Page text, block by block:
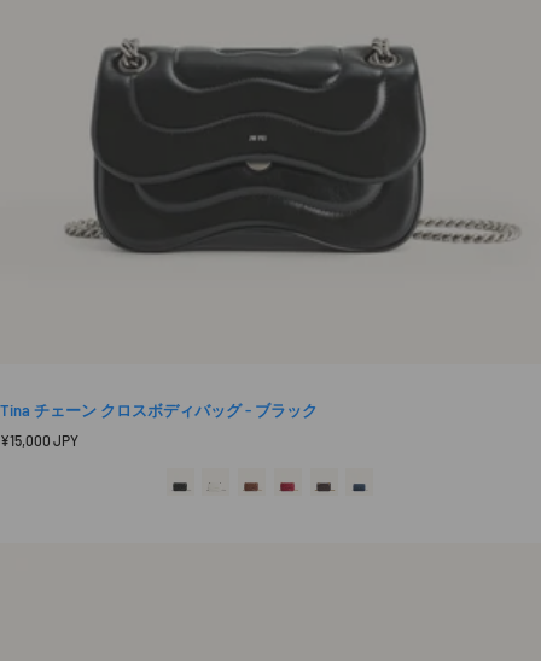
Tina チェーン クロスボディバッグ - ブラック
¥15,000 JPY